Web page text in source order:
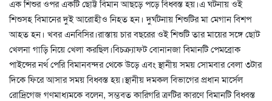
এক শিশুর ওপর একটি ছোট্ট বিমান আছড়ে পড়ে বিধ্বস্ত হয়।এ ঘটনায় ওই
শিশুসহ বিমানের দুই আরোহীও নিহত হন। দুর্ঘটনায় শিশুটির মা মেগান বিশপ
আহত হন। খবর এনবিসির।রাস্তায় চার বছরের ওই শিশুটি তার মায়ের সঙ্গে ছোট
খেলনা গাড়ি নিয়ে খেলা করছিল।বিচক্র্যাফট বোনানজা বিমানটি পেমব্রোক
পাইন্সের নর্থ পেরি বিমানবন্দর থেকে উড়ে এবং স্থানীয় সময় সোমবার বেলা ৩টার
দিকে ফিরে আসার সময় বিধ্বস্ত হয়।স্থানীয় দমকল বিভাগের প্রধান মার্সেল
রোদ্রিগেজ গণমাধ্যমকে বলেন, সম্ভবত কারিগরি ত্রুটির কারণে বিমানটি বিধ্বস্ত